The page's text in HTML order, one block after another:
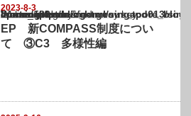
2023-8-3
Warning
: Undefined array key "show_category" in
/home/netst/kuno-cpa.co.jp/public_html/singapore_blog/wp-content/themes/
on line183
EP 新COMPASS制度につい
て ③C3 多様性編